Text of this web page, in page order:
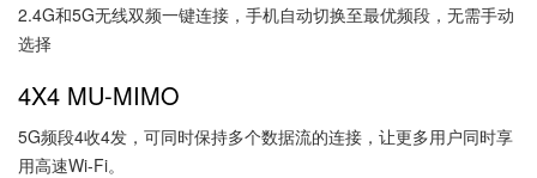
2.4G和5G无线双频一键连接，手机自动切换至最优频段，无需手动
选择
4X4 MU-MIMO
5G频段4收4发，可同时保持多个数据流的连接，让更多用户同时享
用高速Wi-Fi。